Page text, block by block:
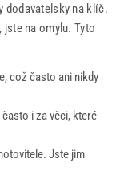
dodavatelsky na klíč.
na omylu. Tyto
což často ani nikdy
i za věci, které
Jste jim